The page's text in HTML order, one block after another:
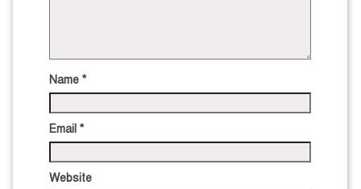
Name *
Email *
Website